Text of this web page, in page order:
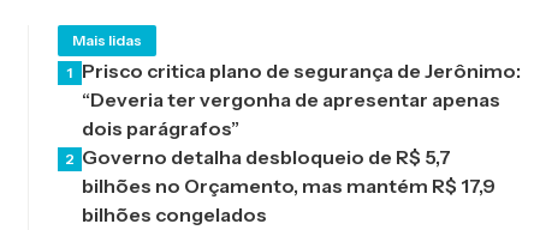
Mais lidas
1 Prisco critica plano de segurança de Jerônimo:
“Deveria ter vergonha de apresentar apenas
dois parágrafos”
2 Governo detalha desbloqueio de R$ 5,7
bilhões no Orçamento, mas mantém R$ 17,9
bilhões congelados